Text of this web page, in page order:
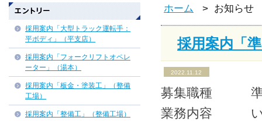
ホーム > お知らせ
採用案内「
2022.11.12
募集職種 準
業務内容 いわ
採用案内「大型トラック運転手：
平ボディ」（平支店）
採用案内「フォークリフトオペレ
ーター」（湯本）
採用案内「板金・塗装工」（整備
工場）
採用案内「整備工」（整備工場）